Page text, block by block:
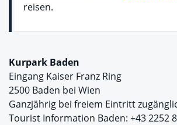
reisen.
Kurpark Baden
Eingang Kaiser Franz Ring
2500 Baden bei Wien
Ganzjährig bei freiem Eintritt
Tourist Information Baden: +43 2252